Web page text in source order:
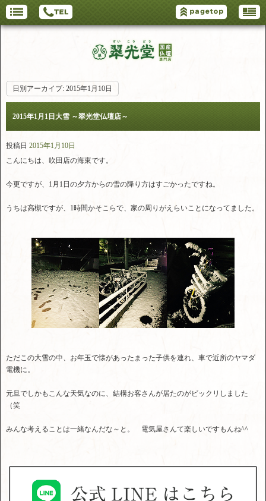
日別アーカイブ: 2015年1月10日
2015年1月1日大雪 ～翠光堂仏壇店～
投稿日 2015年1月10日
こんにちは、吹田店の海東です。
今更ですが、1月1日の夕方からの雪の降り方はすごかったですね。
うちは高槻ですが、1時間かそこらで、家の周りがえらいことになってました。
ただこの大雪の中、お年玉で懐があったまった子供を連れ、車で近所のヤマダ
電機に。
元旦でしかもこんな天気なのに、結構お客さんが居たのがビックリしました
（笑
みんな考えることは一緒なんだな～と。 電気屋さんて楽しいですもんね^^